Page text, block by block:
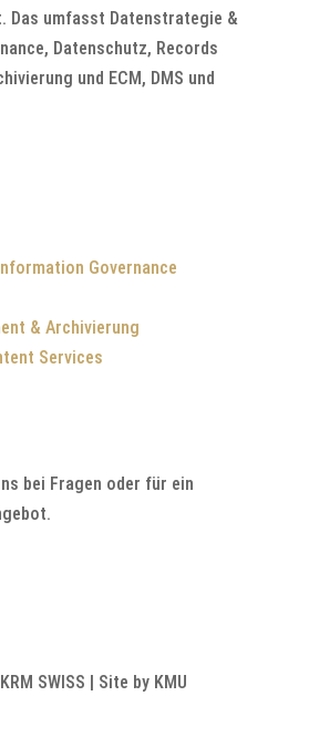
Das umfasst Datenstrategie &
Datenschutz, Records
und ECM, DMS und
Governance
& Archivierung
Services
bei Fragen oder für ein
SWISS | Site by KMU